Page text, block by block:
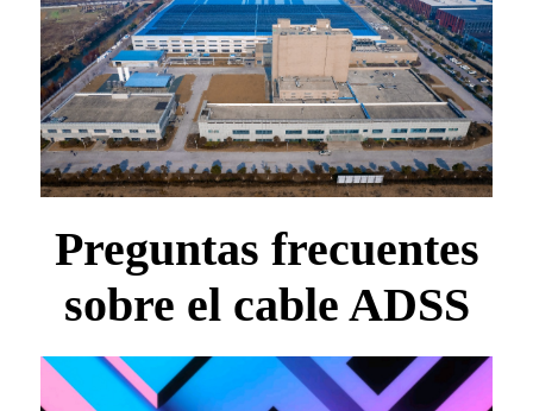
Preguntas frecuentes
sobre el cable ADSS